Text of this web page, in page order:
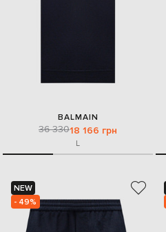
BALMAIN
36 33018 166 грн
L
NEW
- 49%